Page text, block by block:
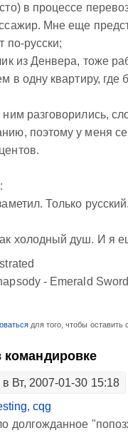
в процессе
Мне еще
по-русски;
из Денвера, тоже
в одну квартиру, где
разговорились,
поэтому у меня
Только русский.
холодный душ. И я
- Emerald Sword
для того, чтобы оставить
в Вт, 2007-01-30 15:18
,cqg
долгожданное